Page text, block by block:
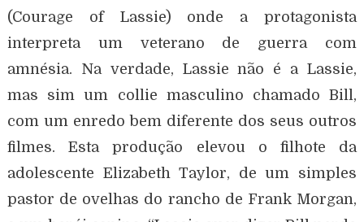
(Courage of Lassie) onde a protagonista
interpreta um veterano de guerra com
amnésia. Na verdade, Lassie não é a Lassie,
mas sim um collie masculino chamado Bill,
com um enredo bem diferente dos seus outros
filmes. Esta produção elevou o filhote da
adolescente Elizabeth Taylor, de um simples
pastor de ovelhas do rancho de Frank Morgan,